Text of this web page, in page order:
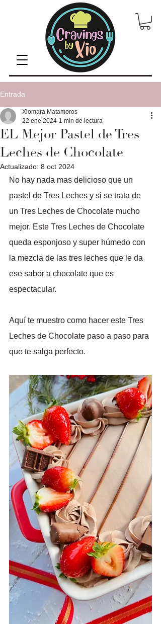
Entrada
EL Mejor Pastel de Tres
Leches de Chocolate
Xiomara Matamoros
22 ene 2024 1 min de lectura
Actualizado: 8 oct 2024
No hay nada mas delicioso que un
pastel de Tres Leches y si se trata de
un Tres Leches de Chocolate mucho
mejor. Este Tres Leches de Chocolate
queda esponjoso y super húmedo con
la mezcla de las tres leches que le da
ese sabor a chocolate que es
espectacular.
Aquí te muestro como hacer este Tres
Leches de Chocolate paso a paso para
que te salga perfecto.